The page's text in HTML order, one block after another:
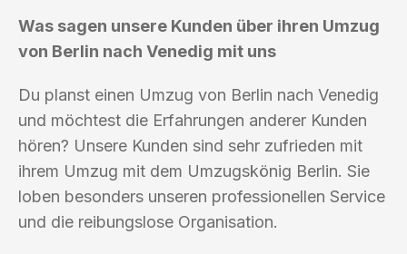
Was sagen unsere Kunden über ihren Umzug
von Berlin nach Venedig mit uns
Du planst einen Umzug von Berlin nach Venedig
und möchtest die Erfahrungen anderer Kunden
hören? Unsere Kunden sind sehr zufrieden mit
ihrem Umzug mit dem Umzugskönig Berlin. Sie
loben besonders unseren professionellen Service
und die reibungslose Organisation.